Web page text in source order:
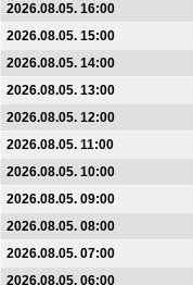
2026.08.05. 16:00
2026.08.05. 15:00
2026.08.05. 14:00
2026.08.05. 13:00
2026.08.05. 12:00
2026.08.05. 11:00
2026.08.05. 10:00
2026.08.05. 09:00
2026.08.05. 08:00
2026.08.05. 07:00
2026.08.05. 06:00